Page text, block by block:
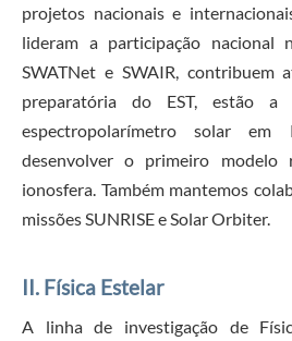
projetos nacionais e
lideram a participação nacional
SWATNet e SWAIR, contribuem
preparatória do EST, estão
espectropolarímetro solar
desenvolver o primeiro modelo
ionosfera. Também mantemos
missões SUNRISE e Solar Orbiter.
II. Física Estelar
A linha de investigação de